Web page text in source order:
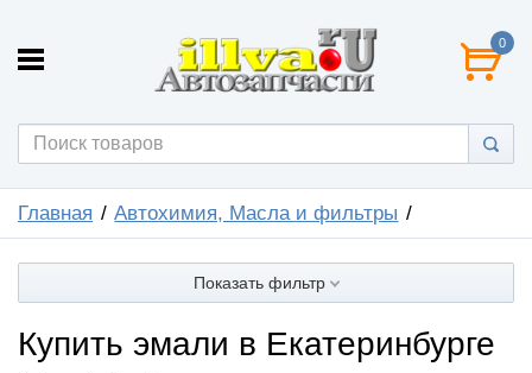
0
Главная Автохимия, Масла и фильтры
Показать фильтр
Купить эмали в Екатеринбурге